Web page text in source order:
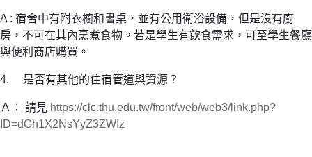
A : 宿舍中有附衣櫥和書桌，並有公用衛浴設備，但是沒有廚
房，不可在其內烹煮食物。若是學生有飲食需求，可至學生餐廳
與便利商店購買。
4. 是否有其他的住宿管道與資源？
Ａ： 請見 https://clc.thu.edu.tw/front/web/web3/link.php?
ID=dGh1X2NsYyZ3ZWIz